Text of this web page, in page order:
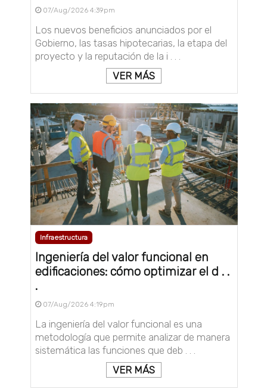
07/Aug/2026 4:39pm
Los nuevos beneficios anunciados por el
Gobierno, las tasas hipotecarias, la etapa del
proyecto y la reputación de la i . . .
VER MÁS
Infraestructura
Ingeniería del valor funcional en
edificaciones: cómo optimizar el d . .
.
07/Aug/2026 4:19pm
La ingeniería del valor funcional es una
metodología que permite analizar de manera
sistemática las funciones que deb . . .
VER MÁS